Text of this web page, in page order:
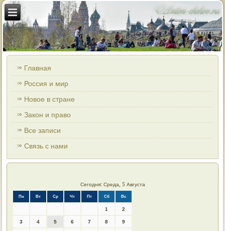
Главная
Россия и мир
Новое в стране
Закон и право
Все записи
Связь с нами
Сегодня: Среда, 5 Августа
Пн Вт Ср Чт Пт Сб Вс
1 2
3 4 5 6 7 8 9